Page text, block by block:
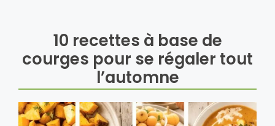
10 recettes à base de
courges pour se régaler tout
l’automne